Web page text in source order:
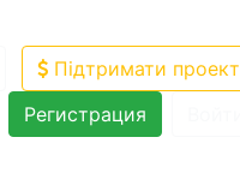
Підтримати проект
Регистрация